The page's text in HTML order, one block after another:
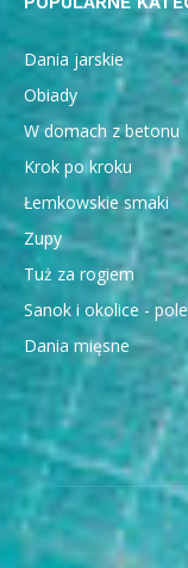
Dania jarskie
Obiady
W domach z betonu
Krok po kroku
Łemkowskie smaki
Zupy
Tuż za rogiem
Sanok i okolice -
Dania mięsne